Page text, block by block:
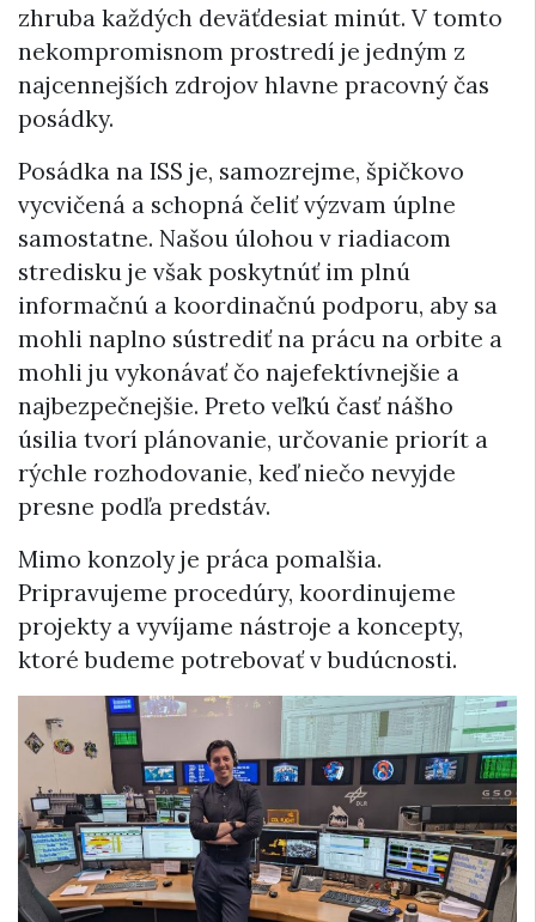
zhruba každých deväťdesiat minút. V tomto
nekompromisnom prostredí je jedným z
najcennejších zdrojov hlavne pracovný čas
posádky.
Posádka na ISS je, samozrejme, špičkovo
vycvičená a schopná čeliť výzvam úplne
samostatne. Našou úlohou v riadiacom
stredisku je však poskytnúť im plnú
informačnú a koordinačnú podporu, aby sa
mohli naplno sústrediť na prácu na orbite a
mohli ju vykonávať čo najefektívnejšie a
najbezpečnejšie. Preto veľkú časť nášho
úsilia tvorí plánovanie, určovanie priorít a
rýchle rozhodovanie, keď niečo nevyjde
presne podľa predstáv.
Mimo konzoly je práca pomalšia.
Pripravujeme procedúry, koordinujeme
projekty a vyvíjame nástroje a koncepty,
ktoré budeme potrebovať v budúcnosti.